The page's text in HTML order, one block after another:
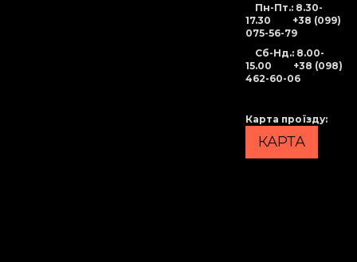
Пн-Пт.: 8.30-
17.30 +38 (099)
075-56-79
Сб-Нд.: 8.00-
15.00 +38 (098)
462-60-06
Карта проїзду:
КАРТА